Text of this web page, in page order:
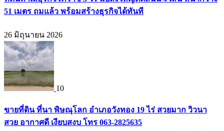
51 เมตร ถมแล้ว พร้อมสร้างธุรกิจได้ทันที
26 มิถุนายน 2026
10
ขายที่ดิน ที่นา พิษณุโลก อำเภอวังทอง 19 ไร่ สวยมาก วิวนา
สวย อากาศดี เงียบสงบ โทร 063-2825635